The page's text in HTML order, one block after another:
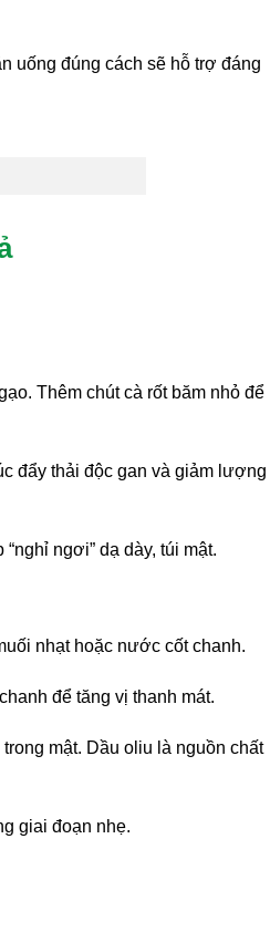
uống đúng cách sẽ hỗ trợ đáng
Thêm chút cà rốt băm nhỏ để
đẩy thải độc gan và giảm lượng
ngơi” dạ dày, túi mật.
nhạt hoặc nước cốt chanh.
để tăng vị thanh mát.
mật. Dầu oliu là nguồn chất
giai đoạn nhẹ.